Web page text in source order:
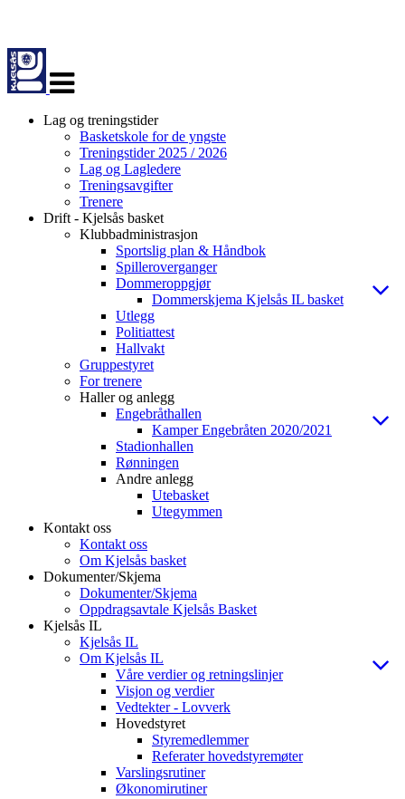
navigasjon
Lag og treningstider
Basketskole for de yngste
Treningstider 2025 / 2026
Lag og Lagledere
Treningsavgifter
Trenere
Drift - Kjelsås basket
Klubbadministrasjon
Sportslig plan & Håndbok
Spilleroverganger
Dommeroppgjør
Dommerskjema Kjelsås IL basket
Utlegg
Politiattest
Hallvakt
Gruppestyret
For trenere
Haller og anlegg
Engebråthallen
Kamper Engebråten 2020/2021
Stadionhallen
Rønningen
Andre anlegg
Utebasket
Utegymmen
Kontakt oss
Kontakt oss
Om Kjelsås basket
Dokumenter/Skjema
Dokumenter/Skjema
Oppdragsavtale Kjelsås Basket
Kjelsås IL
Kjelsås IL
Om Kjelsås IL
Våre verdier og retningslinjer
Visjon og verdier
Vedtekter - Lovverk
Hovedstyret
Styremedlemmer
Referater hovedstyremøter
Varslingsrutiner
Økonomirutiner